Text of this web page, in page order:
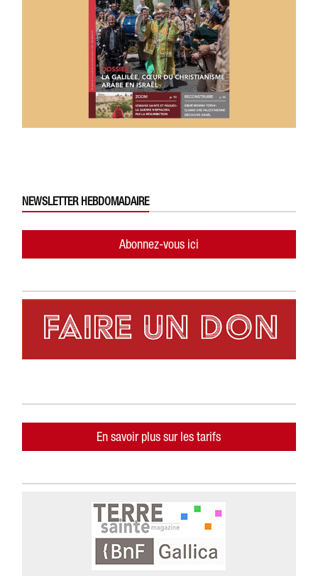
NEWSLETTER HEBDOMADAIRE
Abonnez-vous ici
En savoir plus sur les tarifs